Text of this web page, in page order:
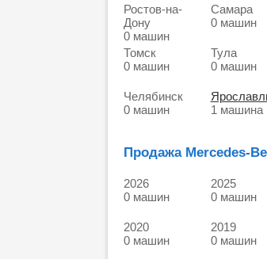
Ростов-на-
Дону
0 машин
Самара
0 машин
Томск
0 машин
Тула
0 машин
Челябинск
0 машин
1 машина
Продажа Mercedes-
2026
0 машин
2025
0 машин
2020
0 машин
2019
0 машин